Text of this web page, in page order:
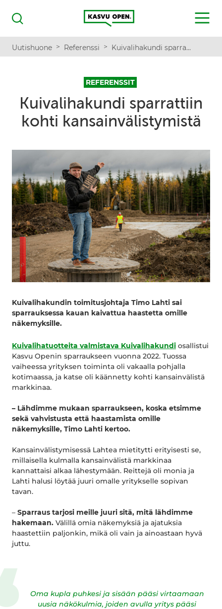
Haku
Kasvu Open
MENU
Uutishuone > Referenssi > Kuivalihakundi sparrattiin kohti kansainvälistymistä
REFERENSSIT
Kuivalihakundi sparrattiin
kohti kansainvälistymistä
Kuivalihakundin toimitusjohtaja Timo Lahti sai
sparrauksessa kauan kaivattua haastetta omille
näkemyksille.
Kuivalihatuotteita valmistava Kuivalihakundi osallistui
Kasvu Openin sparraukseen vuonna 2022. Tuossa
vaiheessa yrityksen toiminta oli vakaalla pohjalla
kotimaassa, ja katse oli käännetty kohti kansainvälistä
markkinaa.
– Lähdimme mukaan sparraukseen, koska etsimme
sekä vahvistusta että haastamista omille
näkemyksille, Timo Lahti kertoo.
Kansainvälistymisessä Lahtea mietitytti erityisesti se,
millaisella kulmalla kansainvälistä markkinaa
kannattaisi alkaa lähestymään. Reittejä oli monia ja
Lahti halusi löytää juuri omalle yritykselle sopivan
tavan.
– Sparraus tarjosi meille juuri sitä, mitä lähdimme
hakemaan. Välillä omia näkemyksiä ja ajatuksia
haastettiin paljonkin, mikä oli vain ja ainoastaan hyvä
juttu.
Oma kupla puhkesi ja sisään pääsi virtaamaan
uusia näkökulmia, joiden avulla yritys pääsi